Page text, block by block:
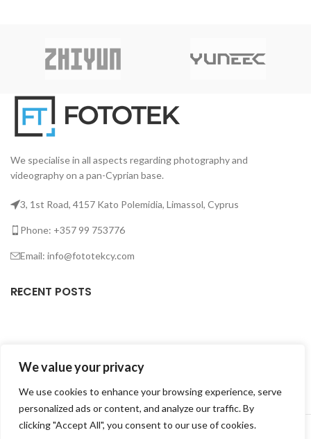
We value your privacy
We use cookies to enhance your browsing experience, serve
personalized ads or content, and analyze our traffic. By
clicking "Accept All", you consent to our use of cookies.
κατασκευασμένη από
We specialise in all aspects regarding photography and
videography on a pan-Cyprian base.
3, 1st Road, 4157 Kato Polemidia, Limassol, Cyprus
Phone: +357 99 753776
Email: info@fototekcy.com
RECENT POSTS
PRODUCT CATEGORIES
FOTOTEK 2026 CREATED BY DIGITAL MARKETING CITY